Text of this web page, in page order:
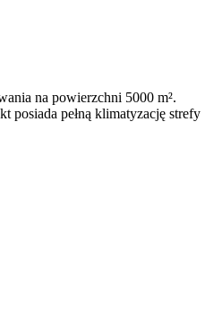
na powierzchni 5000 m².
posiada pełną klimatyzację strefy